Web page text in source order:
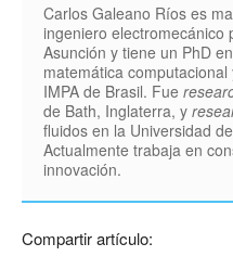
Carlos Galeano Ríos es
ingeniero electromecánico
Asunción y tiene un PhD
matemática
IMPA de Brasil. Fue
de Bath, Inglaterra, y
fluidos en la Universidad
Actualmente trabaja en
innovación.
Compartir artículo: